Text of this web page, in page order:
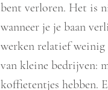
bent verloren. Het is
wanneer je je baan
werken relatief weinig
van kleine bedrijven:
koffietentjes hebben.